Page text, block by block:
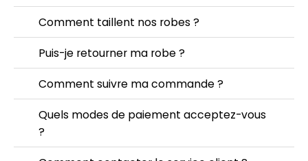
Comment taillent nos robes ?
Puis-je retourner ma robe ?
Comment suivre ma commande ?
Quels modes de paiement acceptez-vous
?